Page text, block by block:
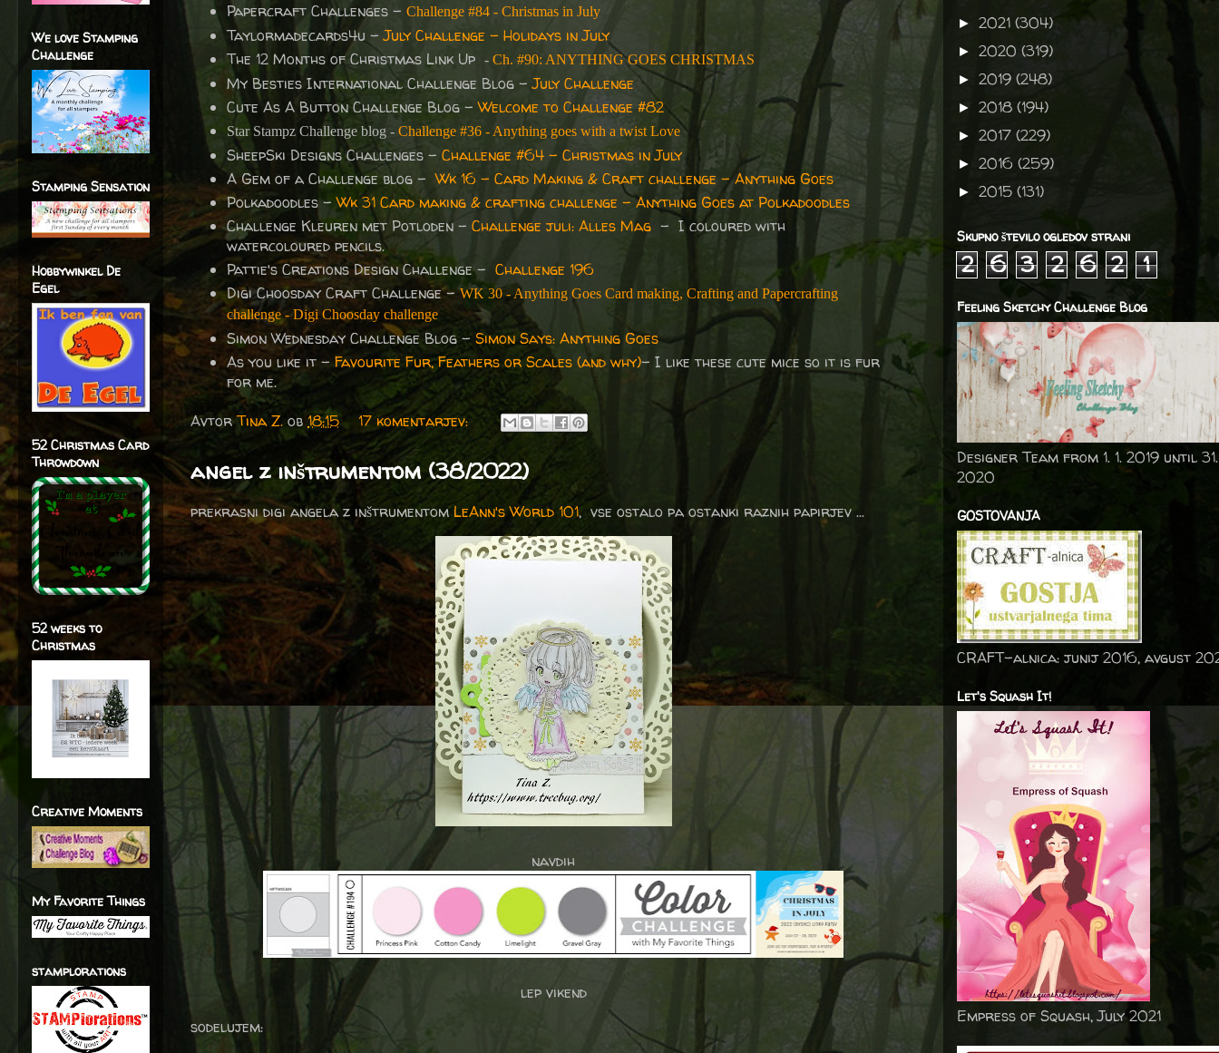
Papercraft Challenges - Challenge #84 - Christmas in July
Taylormadecards4u -July Challenge - Holidays in July
The 12 Months of Christmas Link Up - Ch. #90: ANYTHING GOES CHRISTMAS
My Besties International Challenge Blog -July Challenge
Cute As A Button Challenge Blog -Welcome to Challenge #82
Star Stampz Challenge blog - Challenge #36 - Anything goes with a twist Love
SheepSki Designs Challenges - Challenge #64 - Christmas in July
A Gem of a Challenge blog -Wk 16 - Card Making & Craft challenge - Anything Goes
Polkadoodles -Wk 31 Card making & crafting challenge - Anything Goes at Polkadoodles
Challenge Kleuren met Potloden - Challenge juli: Alles Mag - I coloured with
watercoloured pencils.
Pattie's Creations Design Challenge - Challenge 196
Digi Choosday Craft Challenge -WK 30 - Anything Goes Card making, Crafting and Papercrafting
challenge - Digi Choosday challenge
Simon Wednesday Challenge Blog - Simon Says: Anything Goes
As you like it - Favourite Fur, Feathers or Scales (and why)- I like these cute mice so it is fur
for me.
AvtorTina Z. ob 18:15 17 komentarjev:
angel z inštrumentom (38/2022)
prekrasni digi angela z inštrumentomLeAnn's World 101, vse ostalo pa ostanki raznih papirjev ...
navdih
lep vikend
sodelujem:
We love Stamping
Challenge
Stamping Sensation
Hobbywinkel De
Egel
52 Christmas Card
Throwdown
52 weeks to
Christmas
Creative Moments
My Favorite Things
stamplorations
► 2021 (304)
► 2020 (319)
► 2019 (248)
► 2018 (194)
► 2017 (229)
► 2016 (259)
► 2015 (131)
Skupno število ogledov strani
2 6 3 2 6 2 1
Feeling Sketchy Challenge Blog
Designer Team from 1. 1. 2019 until
2020
GOSTOVANJA
CRAFT-alnica: junij 2016, avgust
Let's Squash It!
Empress of Squash, July 2021